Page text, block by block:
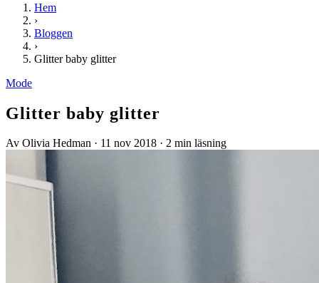
Hem
›
Bloggen
›
Glitter baby glitter
Mode
Glitter baby glitter
Av Olivia Hedman · 11 nov 2018 · 2 min läsning